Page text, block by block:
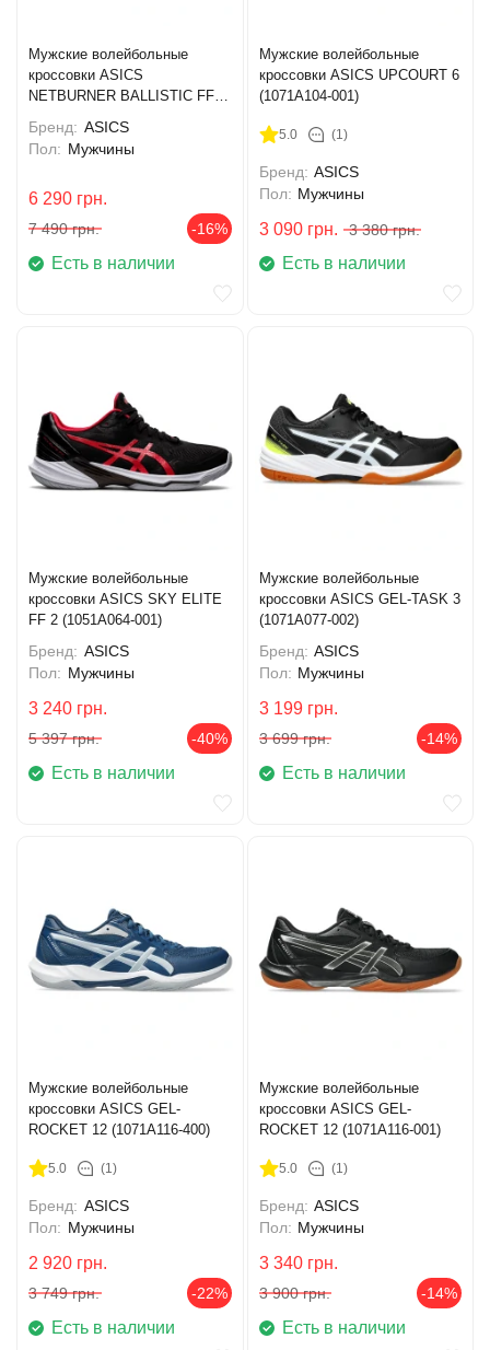
Мужские волейбольные
кроссовки ASICS
NETBURNER BALLISTIC FF
Бренд: ASICS
Пол: Мужчины
6 290 грн.
7 490 грн. -16%
Есть в наличии
Мужские волейбольные
кроссовки ASICS UPCOURT 6
(1071A104-001)
5.0 (1)
Бренд: ASICS
Пол: Мужчины
3 090 грн. 3 380 грн.
Есть в наличии
Мужские волейбольные
кроссовки ASICS SKY ELITE
FF 2 (1051A064-001)
Бренд: ASICS
Пол: Мужчины
3 240 грн.
5 397 грн. -40%
Есть в наличии
Мужские волейбольные
кроссовки ASICS GEL-TASK 3
(1071A077-002)
Бренд: ASICS
Пол: Мужчины
3 199 грн.
3 699 грн. -14%
Есть в наличии
Мужские волейбольные
кроссовки ASICS GEL-
ROCKET 12 (1071A116-400)
5.0 (1)
Бренд: ASICS
Пол: Мужчины
2 920 грн.
3 749 грн. -22%
Есть в наличии
Мужские волейбольные
кроссовки ASICS GEL-
ROCKET 12 (1071A116-001)
5.0 (1)
Бренд: ASICS
Пол: Мужчины
3 340 грн.
3 900 грн. -14%
Есть в наличии